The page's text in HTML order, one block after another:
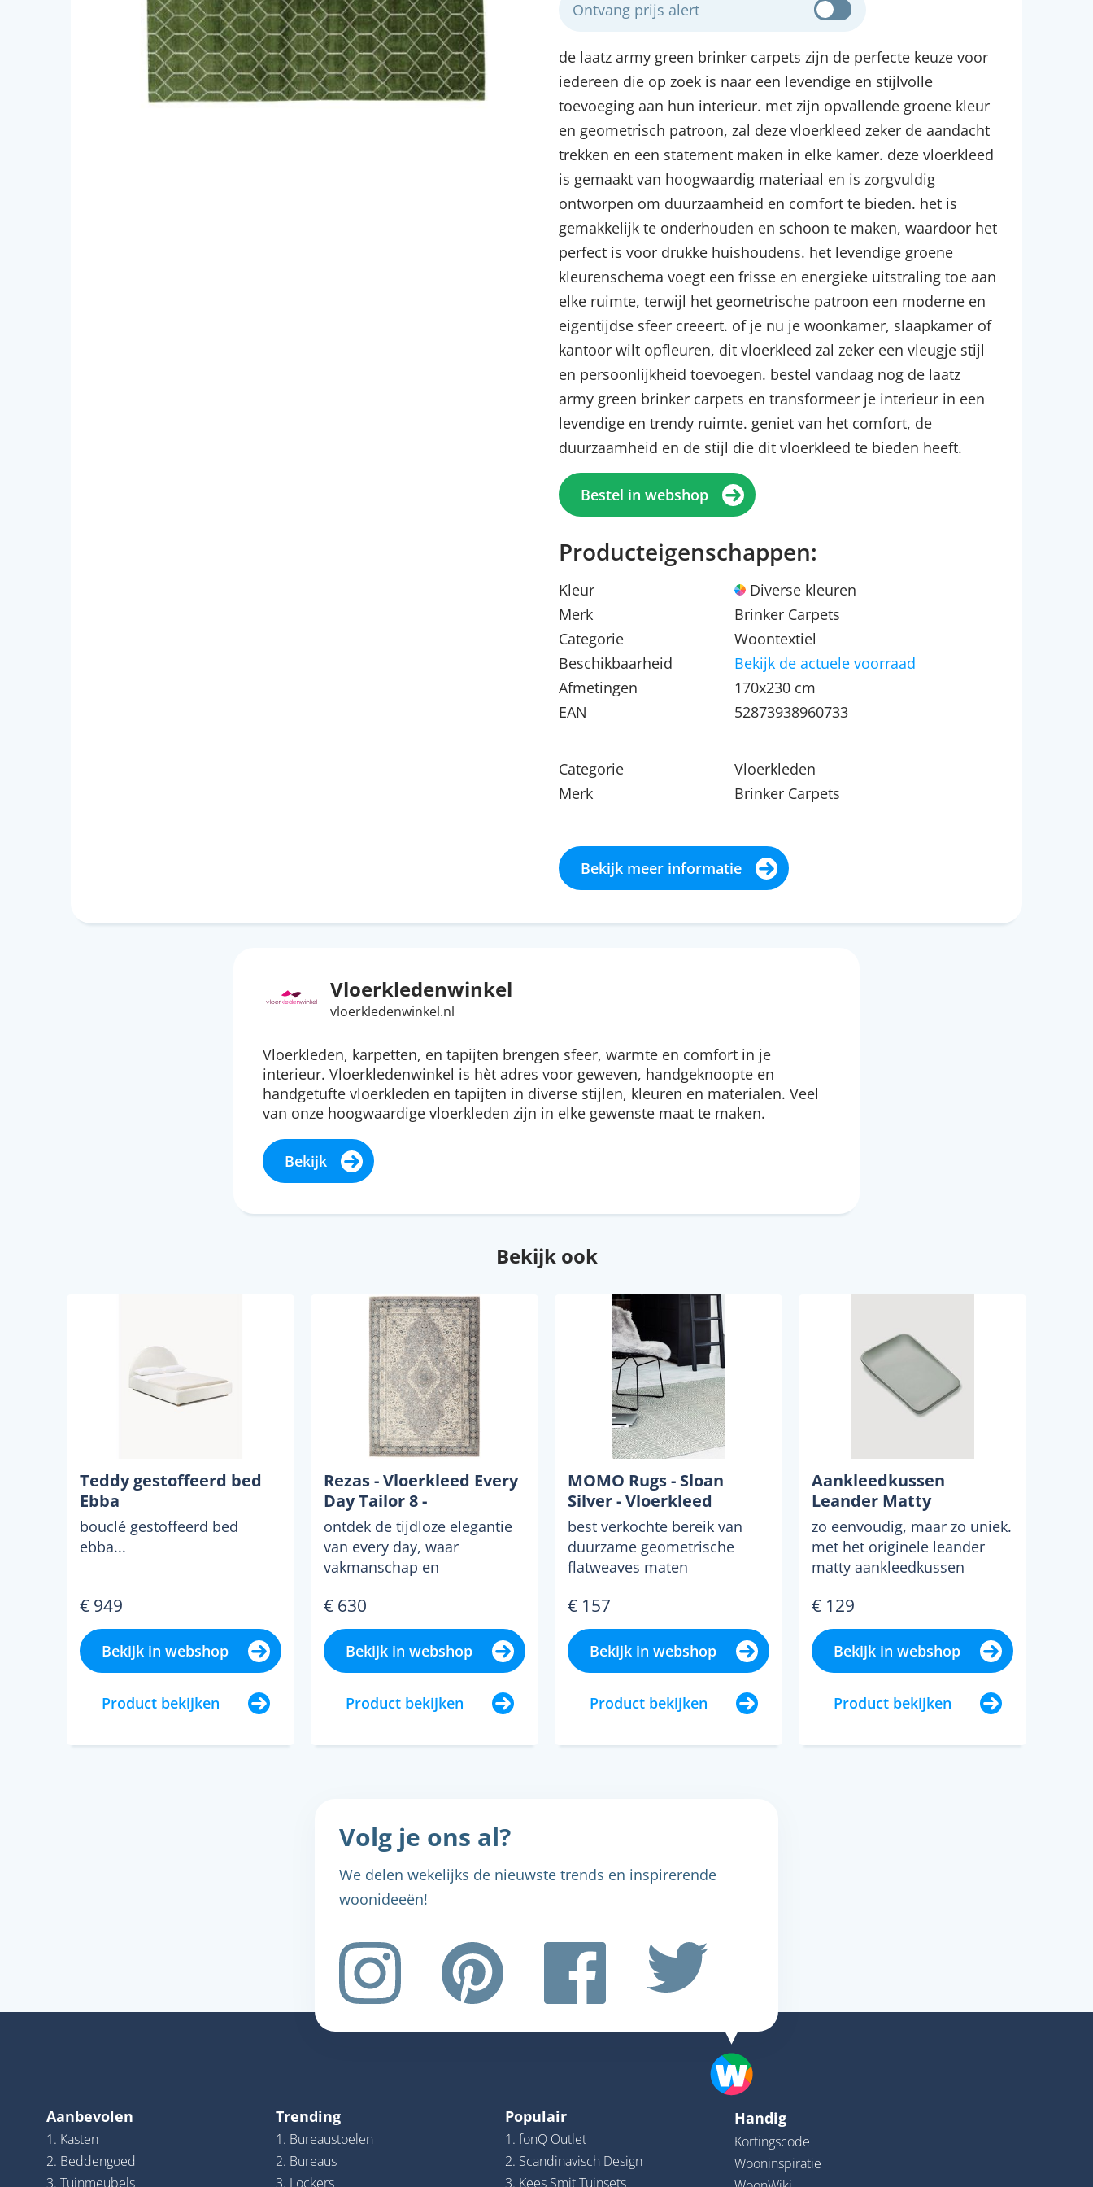
Menu sluiten
Menu sluiten
Menu sluiten
Menu sluiten
Menu sluiten
Ontvang prijs alert
de laatz army green brinker carpets zijn de perfecte keuze voor
iedereen die op zoek is naar een levendige en stijlvolle
toevoeging aan hun interieur. met zijn opvallende groene kleur
en geometrisch patroon, zal deze vloerkleed zeker de aandacht
trekken en een statement maken in elke kamer. deze vloerkleed
is gemaakt van hoogwaardig materiaal en is zorgvuldig
ontworpen om duurzaamheid en comfort te bieden. het is
gemakkelijk te onderhouden en schoon te maken, waardoor het
perfect is voor drukke huishoudens. het levendige groene
kleurenschema voegt een frisse en energieke uitstraling toe aan
elke ruimte, terwijl het geometrische patroon een moderne en
eigentijdse sfeer creeert. of je nu je woonkamer, slaapkamer of
kantoor wilt opfleuren, dit vloerkleed zal zeker een vleugje stijl
en persoonlijkheid toevoegen. bestel vandaag nog de laatz
army green brinker carpets en transformeer je interieur in een
levendige en trendy ruimte. geniet van het comfort, de
duurzaamheid en de stijl die dit vloerkleed te bieden heeft.
Bestel in webshop
Producteigenschappen:
Kleur
Diverse kleuren
Merk
Brinker Carpets
Categorie
Woontextiel
Beschikbaarheid
Bekijk de actuele voorraad
Afmetingen
170x230 cm
EAN
52873938960733
Categorie
Vloerkleden
Merk
Brinker Carpets
Bekijk meer informatie
Vloerkledenwinkel
vloerkledenwinkel.nl
Vloerkleden, karpetten, en tapijten brengen sfeer, warmte en comfort in je
interieur. Vloerkledenwinkel is hèt adres voor geweven, handgeknoopte en
handgetufte vloerkleden en tapijten in diverse stijlen, kleuren en materialen. Veel
van onze hoogwaardige vloerkleden zijn in elke gewenste maat te maken.
Bekijk
Bekijk ook
Teddy gestoffeerd bed
Ebba
bouclé gestoffeerd bed
ebba...
€ 949
Bekijk in webshop
Product bekijken
Rezas - Vloerkleed Every
Day Tailor 8 -
ontdek de tijdloze elegantie
van every day, waar
vakmanschap en
samenkomen ...
€ 630
Bekijk in webshop
Product bekijken
MOMO Rugs - Sloan
Silver - Vloerkleed
best verkochte bereik van
duurzame geometrische
flatweaves maten
× 170 ...
€ 157
Bekijk in webshop
Product bekijken
Aankleedkussen
Leander Matty
zo eenvoudig, maar zo uniek.
met het originele leander
matty aankleedkussen
€ 129
Bekijk in webshop
Product bekijken
Volg je ons al?
We delen wekelijks de nieuwste trends en inspirerende
woonideeën!
Aanbevolen
1. Kasten
2. Beddengoed
3. Tuinmeubels
Trending
1. Bureaustoelen
2. Bureaus
3. Lockers
Populair
1. fonQ Outlet
2. Scandinavisch Design
3. Kees Smit Tuinsets
Handig
Kortingscode
Wooninspiratie